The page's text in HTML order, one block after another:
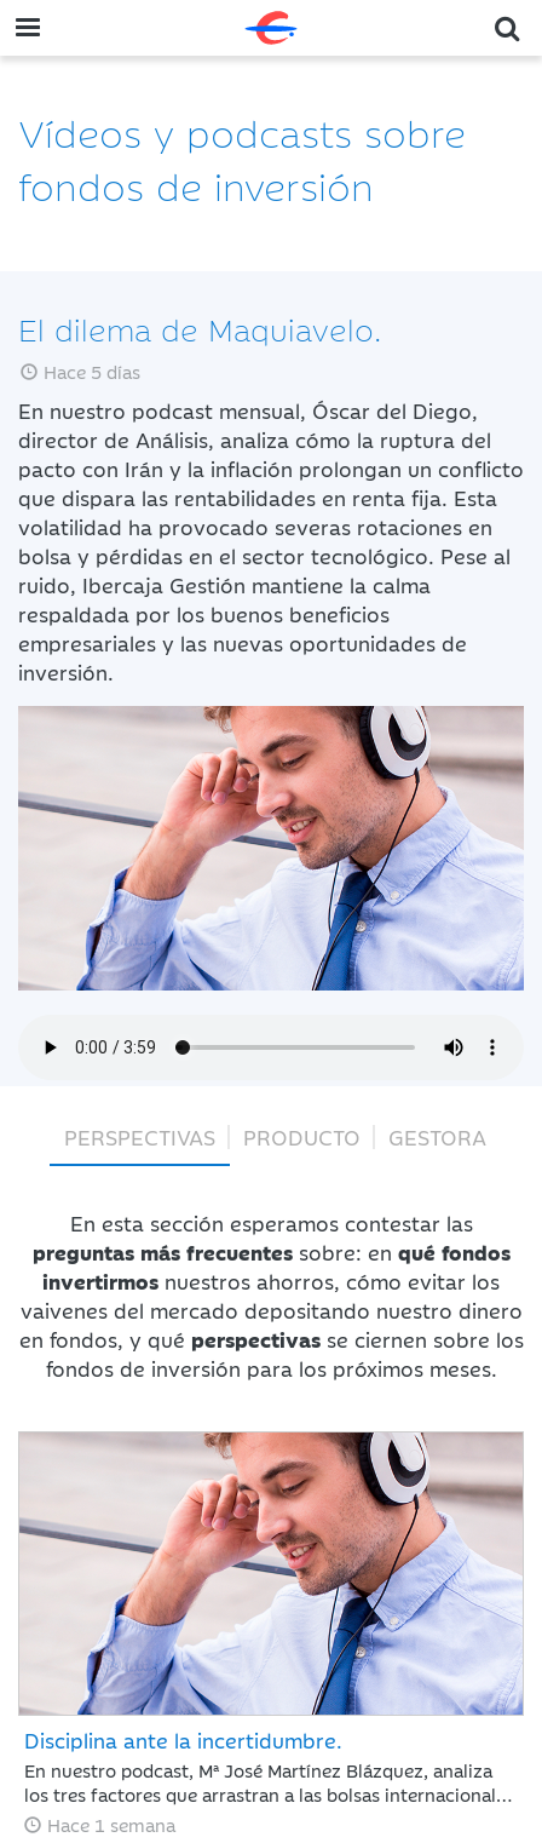
Vídeos y podcasts sobre
fondos de inversión
El dilema de Maquiavelo.
Hace 5 días
En nuestro podcast mensual, Óscar del Diego,
director de Análisis, analiza cómo la ruptura del
pacto con Irán y la inflación prolongan un conflicto
que dispara las rentabilidades en renta fija. Esta
volatilidad ha provocado severas rotaciones en
bolsa y pérdidas en el sector tecnológico. Pese al
ruido, Ibercaja Gestión mantiene la calma
respaldada por los buenos beneficios
empresariales y las nuevas oportunidades de
inversión.
PERSPECTIVAS PRODUCTO GESTORA
En esta sección esperamos contestar las
preguntas más frecuentessobre: en qué fondos
invertirmos nuestros ahorros, cómo evitar los
vaivenes del mercado depositando nuestro dinero
en fondos, y qué perspectivasse ciernen sobre los
fondos de inversión para los próximos meses.
Disciplina ante la incertidumbre.
En nuestro podcast, Mª José Martínez Blázquez, analiza
los tres factores que arrastran a las bolsas internacionales
a su segunda semana de pérdidas: la escalada del
Hace 1 semana